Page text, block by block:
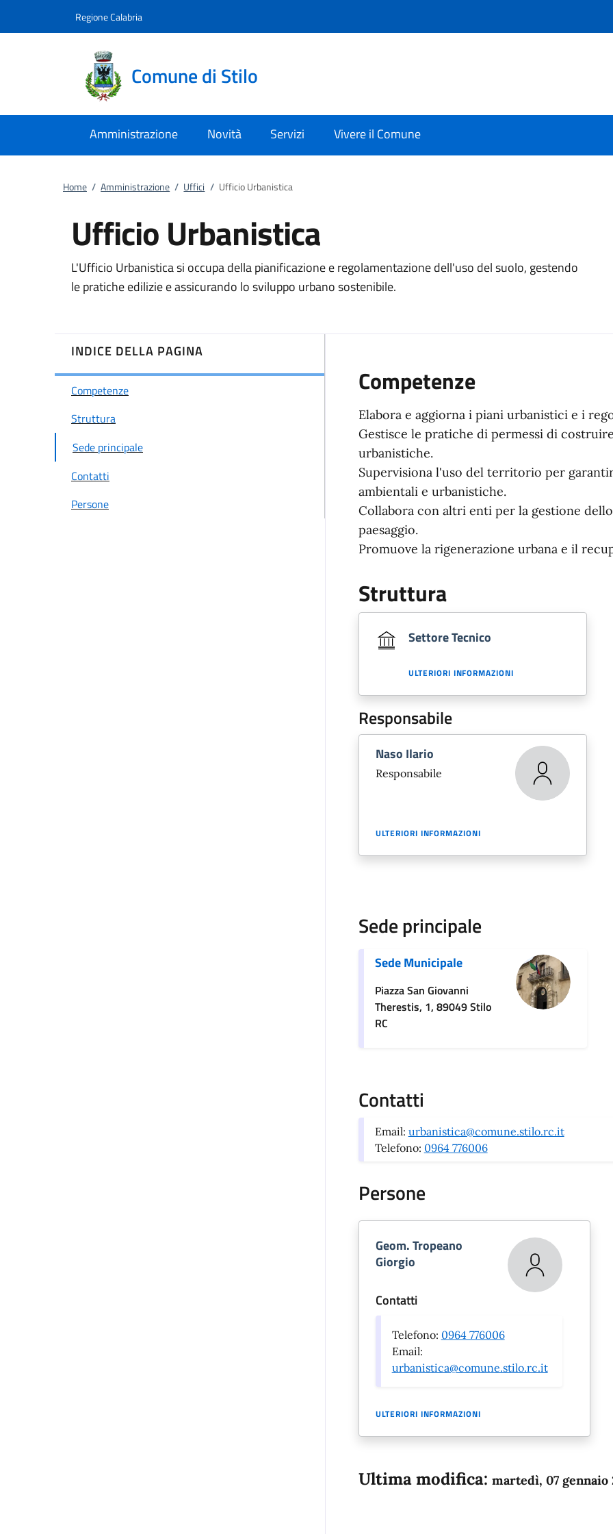
Regione Calabria
Comune di Stilo
Amministrazione Novità Servizi Vivere il Comune
Home / Amministrazione / Uffici / Ufficio Urbanistica
Ufficio Urbanistica
L'Ufficio Urbanistica si occupa della pianificazione e regolamentazione dell'uso del suolo, gestendo
le pratiche edilizie e assicurando lo sviluppo urbano sostenibile.
INDICE DELLA PAGINA
Competenze
Struttura
Sede principale
Contatti
Persone
Competenze
Elabora e aggiorna i piani urbanistici e i
Gestisce le pratiche di permessi di
urbanistiche.
Supervisiona l'uso del territorio per
ambientali e urbanistiche.
Collabora con altri enti per la gestione
paesaggio.
Promuove la rigenerazione urbana e il
Struttura
Settore Tecnico
ULTERIORI INFORMAZIONI
Responsabile
Naso Ilario
Responsabile
ULTERIORI INFORMAZIONI
Sede principale
Sede Municipale
Piazza San Giovanni
Therestis, 1, 89049 Stilo
RC
Contatti
Email: urbanistica@comune.stilo.rc.it
Telefono: 0964 776006
Persone
Geom. Tropeano
Giorgio
Contatti
Telefono: 0964 776006
Email:
urbanistica@comune.stilo.rc.it
ULTERIORI INFORMAZIONI
Ultima modifica: martedì, 07 gennaio